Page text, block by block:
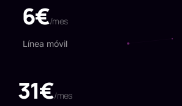
6€/mes
Línea móvil
31€/mes